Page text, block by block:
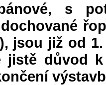
s
jsou již od
jistě důvod